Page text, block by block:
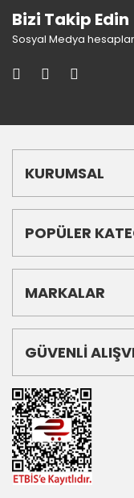
Bizi Takip Edin
Sosyal Medya
KURUMSAL
POPÜLER
MARKALAR
GÜVENLİ